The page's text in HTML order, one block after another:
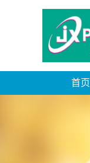
首页